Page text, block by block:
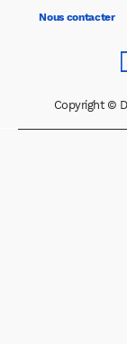
Nous contacter
Copyright ©